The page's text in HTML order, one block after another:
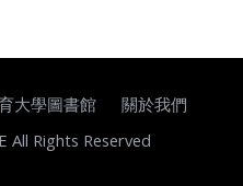
大學圖書館
關於我們
All Rights Reserved